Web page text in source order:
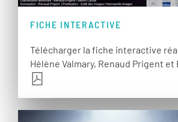
FICHE INTERACTIVE
Télécharger la fiche interactive
Hélène Valmary, Renaud Prigent et